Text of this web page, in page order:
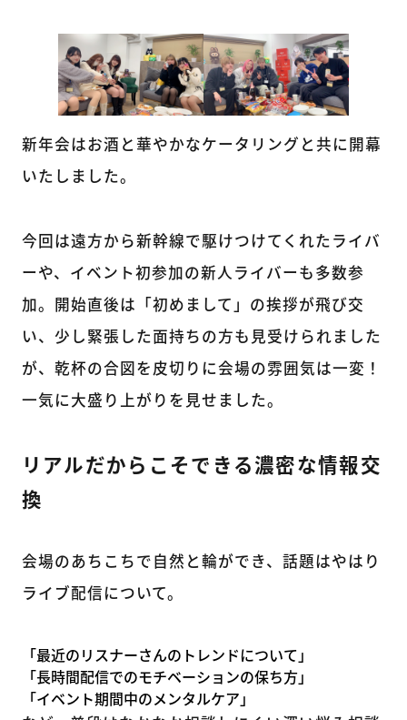
新年会はお酒と華やかなケータリングと共に開幕
いたしました。
今回は遠方から新幹線で駆けつけてくれたライバ
ーや、イベント初参加の新人ライバーも多数参
加。開始直後は「初めまして」の挨拶が飛び交
い、少し緊張した面持ちの方も見受けられました
が、乾杯の合図を皮切りに会場の雰囲気は一変！
一気に大盛り上がりを見せました。
リアルだからこそできる濃密な情報交
換
会場のあちこちで自然と輪ができ、話題はやはり
ライブ配信について。
「最近のリスナーさんのトレンドについて」
「長時間配信でのモチベーションの保ち方」
「イベント期間中のメンタルケア」